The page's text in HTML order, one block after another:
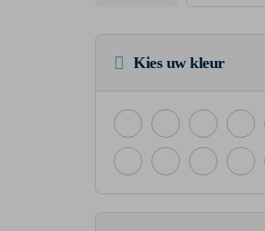
Kies uw kleur